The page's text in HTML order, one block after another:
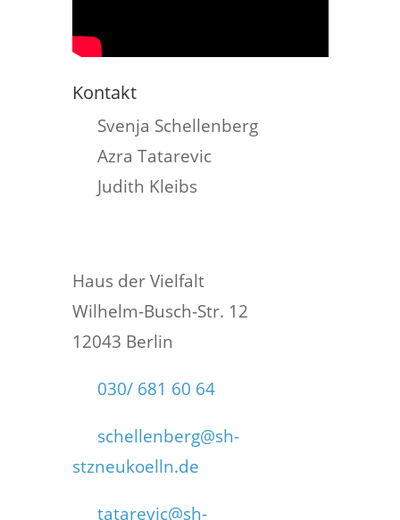
Kontakt
Svenja Schellenberg
Azra Tatarevic
Judith Kleibs
Haus der Vielfalt
Wilhelm-Busch-Str. 12
12043 Berlin
030/ 681 60 64
schellenberg@sh-
stzneukoelln.de
tatarevic@sh-